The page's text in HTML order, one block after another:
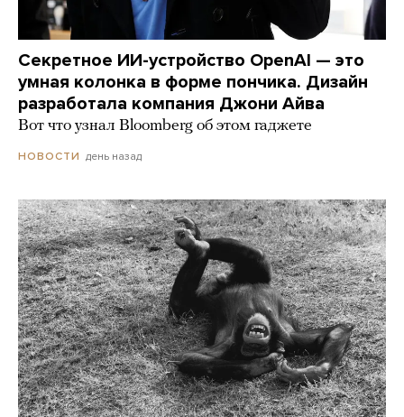
Секретное ИИ-устройство OpenAI — это
умная колонка в форме пончика. Дизайн
разработала компания Джони Айва
Вот что узнал Bloomberg об этом гаджете
НОВОСТИ день назад